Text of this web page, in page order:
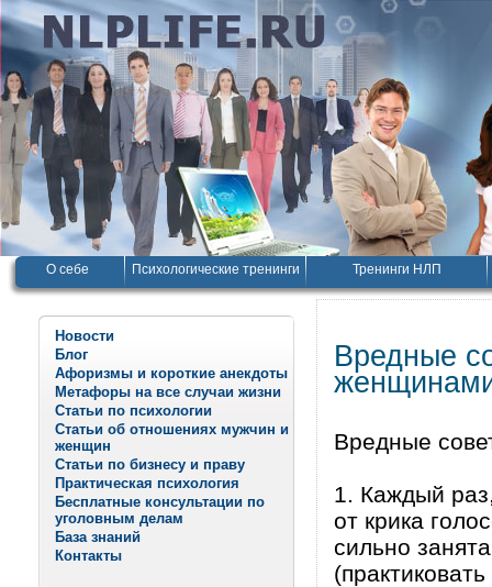
О себе Психологические тренинги Тренинги НЛП
Новости
Блог
Афоризмы и короткие анекдоты
Метафоры на все случаи жизни
Статьи по психологии
Статьи об отношениях мужчин и
женщин
Статьи по бизнесу и праву
Практическая психология
Бесплатные консультации по
уголовным делам
База знаний
Контакты
Вредные
Вредные
1. Каждый
от крика
сильно